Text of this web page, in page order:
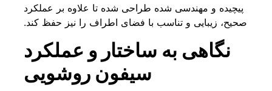
پیچیده و مهندسی شده طراحی شده تا علاوه بر عملکرد
صحیح، زیبایی و تناسب با فضای اطراف را نیز حفظ کند.
نگاهی به ساختار و عملکرد
سیفون روشویی